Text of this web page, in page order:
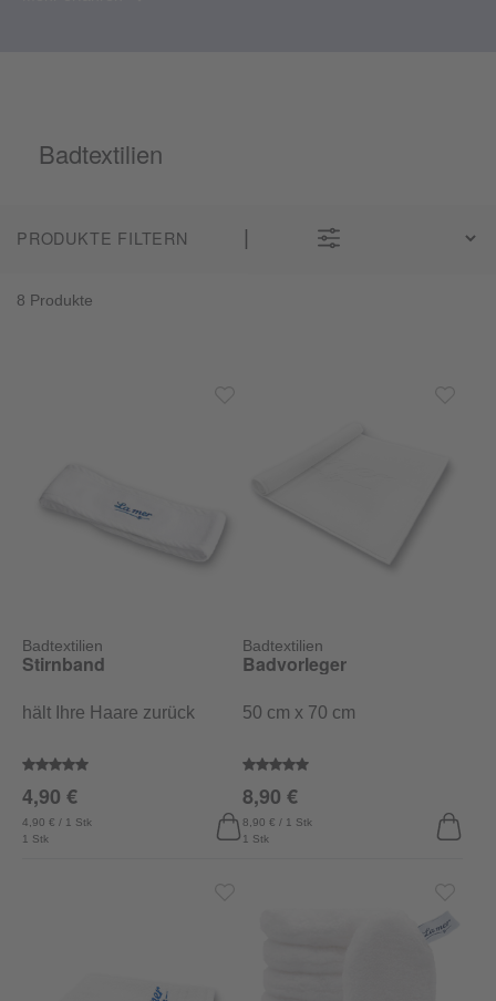
Badtextilien
PRODUKTE FILTERN
8 Produkte
Badtextilien
Durchschnittliche Bewertung von 5 von 5 Sternen
Stirnband
hält Ihre Haare zurück
1 Stk
4,90 € / 1 Stk
4,90 €
Badtextilien
Durchschnittliche Bewertung
Badvorleger
50 cm x 70 cm
1 Stk
8,90 € / 1 Stk
8,90 €